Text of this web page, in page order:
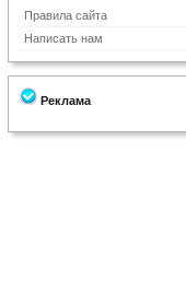
Правила сайта
Написать нам
Реклама